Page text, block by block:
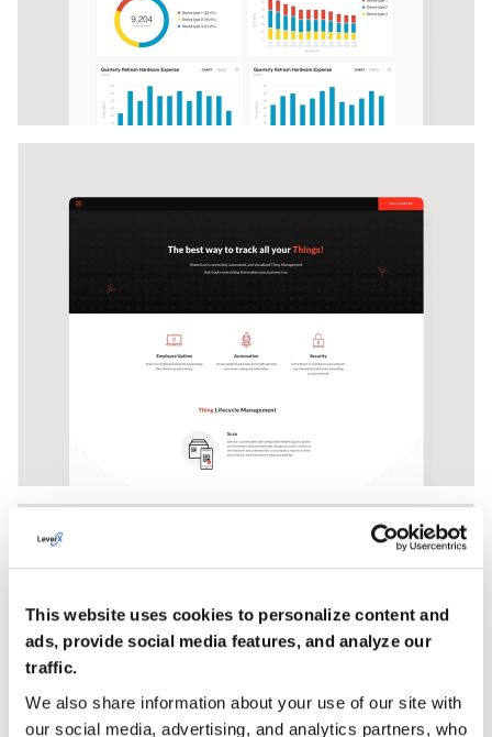
This website uses cookies to personalize content and
ads, provide social media features, and analyze our
traffic.
We also share information about your use of our site with
our social media, advertising, and analytics partners, who